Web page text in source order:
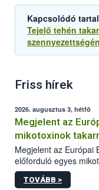
Kapcsolódó
Tejelő tehén
Friss hírek
2026. augusztus 3, hétfő
Megjelent az
mikotoxinok
Megjelent az Európai
előforduló egyes
2027-től új
hatályos uniós
TOVÁBB >